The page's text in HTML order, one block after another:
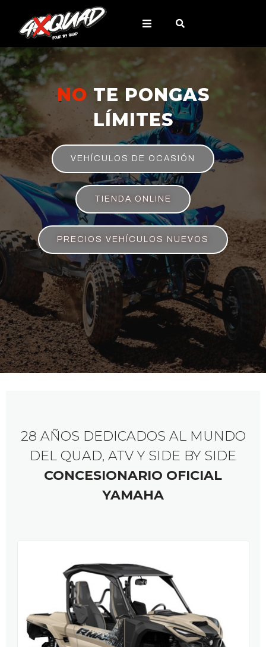
NO TE PONGAS
LÍMITES
VEHÍCULOS DE OCASIÓN
TIENDA ONLINE
PRECIOS VEHÍCULOS NUEVOS
28 AÑOS DEDICADOS AL MUNDO
DEL QUAD, ATV Y SIDE BY SIDE
CONCESIONARIO OFICIAL
YAMAHA